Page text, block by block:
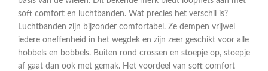
soft comfort en luchtbanden. Wat precies het verschil is?
Luchtbanden zijn bijzonder comfortabel. Ze dempen vrijwel
iedere oneffenheid in het wegdek en zijn zeer geschikt voor alle
hobbels en bobbels. Buiten rond crossen en stoepje op, stoepje
af gaat dan ook met gemak. Het voordeel van soft comfort